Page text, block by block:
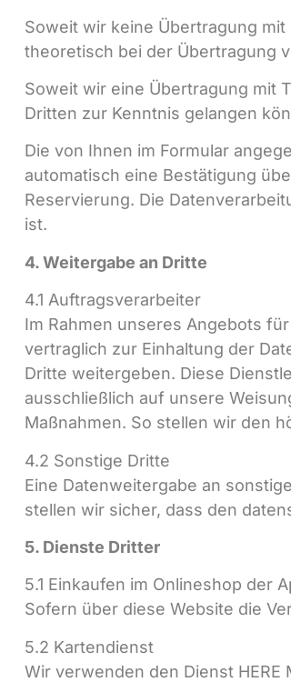
Soweit wir keine Übertragung
theoretisch bei der Übertragung
Soweit wir eine Übertragung mit
Dritten zur Kenntnis gelangen
Die von Ihnen im Formular
automatisch eine Bestätigung
Reservierung. Die
ist.
4. Weitergabe an Dritte
4.1 Auftragsverarbeiter
Im Rahmen unseres Angebots
vertraglich zur Einhaltung der
Dritte weitergeben. Diese
ausschließlich auf unsere
Maßnahmen. So stellen wir den
4.2 Sonstige Dritte
Eine Datenweitergabe an
stellen wir sicher, dass den
5. Dienste Dritter
5.1 Einkaufen im Onlineshop der
Sofern über diese Website die
5.2 Kartendienst
Wir verwenden den Dienst HERE